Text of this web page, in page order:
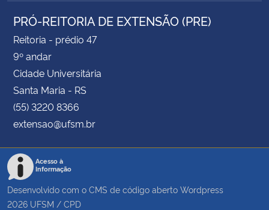
PRÓ-REITORIA DE EXTENSÃO (PRE)
Reitoria - prédio 47
9º andar
Cidade Universitária
Santa Maria - RS
(55) 3220 8366
extensao@ufsm.br
Acesso à
Informação
Desenvolvido com o CMS de código aberto Wordpress
2026 UFSM / CPD